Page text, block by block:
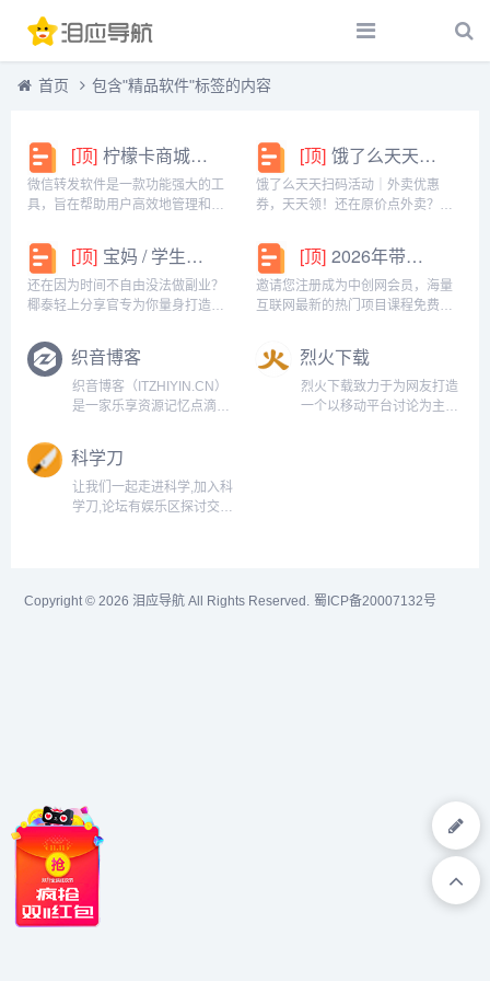
首页 包含"精品软件"标签的内容
[顶] 柠檬卡商城24h自动发卡平台虚拟商品激活码自助购买商城
微信转发软件是一款功能强大的工
具，旨在帮助用户高效地管理和操
能，包括一键转发、朋友圈转发和
微信抢红包等。一键转发软件使得
用户可以轻松地将消息、图片或其
他内容快速转发给多个...
[顶] 饿了么天天扫码活动｜外卖优惠券，天天领！
饿了么天天扫码活动｜外卖优惠
券，天天领！还在原价点外卖？你
码活动」，用微信扫一扫，就能领
外卖专属优惠券，先领券再下单，
省钱更划算！优惠覆盖全场景早餐
汉堡、午餐快餐、晚餐炸...
[顶] 宝妈 / 学生党看过来！椰泰轻上分享官，时间自由，在家也能赚
还在因为时间不自由没法做副业？
椰泰轻上分享官专为你量身打造！
是想赚生活费的学生党，都能在这
里找到适合自己的增收方式。成为
分享官，你可以自由安排时间：带
娃间隙、下课碎片、睡...
[顶] 2026年带你闷声赚大钱，轻松月赚1000+
邀请您注册成为中创网会员，海量
互联网最新的热门项目课程免费学
CPA，CPS，虚拟资源，各类爆粉
赚钱攻略，国内外最新赚钱项目，
都在中创网，快来学习吧！注册中
创网（赚现金）h...
织音博客
织音博客（ITZHIYIN.CN）
是一家乐享资源记忆点滴的
长工具,网络技术,免费空间,
模板插件,网赚项目,各类资
源,各类教程,QQ资源,手机应
用,织音资源网,织音,花开云,
烈火下载
烈火下载致力于为网友打造
一个以移动平台讨论为主的
科学刀
让我们一起走进科学,加入科
学刀,论坛有娱乐区探讨交
Copyright © 2026 泪应导航 All Rights Reserved. 蜀ICP备20007132号